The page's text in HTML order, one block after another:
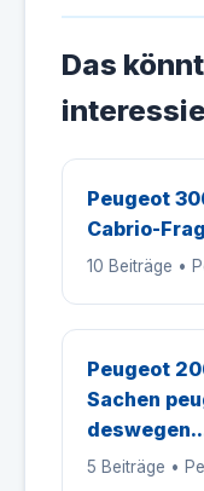
Das
Peugeot
Cabrio-
10 Beiträge •
Peugeot
Sachen
5 Beiträge •